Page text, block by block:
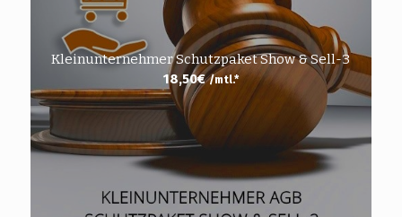
Kleinunternehmer Schutzpaket Show & Sell-3
18,50€ /mtl.*